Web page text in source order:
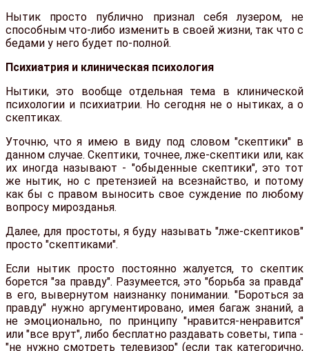
Нытик просто публично признал себя лузером, не
способным что-либо изменить в своей жизни, так что с
бедами у него будет по-полной.
Психиатрия и клиническая психология
Нытики, это вообще отдельная тема в клинической
психологии и психиатрии. Но сегодня не о нытиках, а о
скептиках.
Уточню, что я имею в виду под словом "скептики" в
данном случае. Скептики, точнее, лже-скептики или, как
их иногда называют - "обыденные скептики", это тот
же нытик, но с претензией на всезнайство, и потому
как бы с правом выносить свое суждение по любому
вопросу мирозданья.
Далее, для простоты, я буду называть "лже-скептиков"
просто "скептиками".
Если нытик просто постоянно жалуется, то скептик
борется "за правду". Разумеется, это "борьба за правда"
в его, вывернутом наизнанку понимании. "Бороться за
правду" нужно аргументировано, имея багаж знаний, а
не эмоционально, по принципу "нравится-ненравится"
или "все врут", либо бесплатно раздавать советы, типа -
"не нужно смотреть телевизор" (если так категорично,